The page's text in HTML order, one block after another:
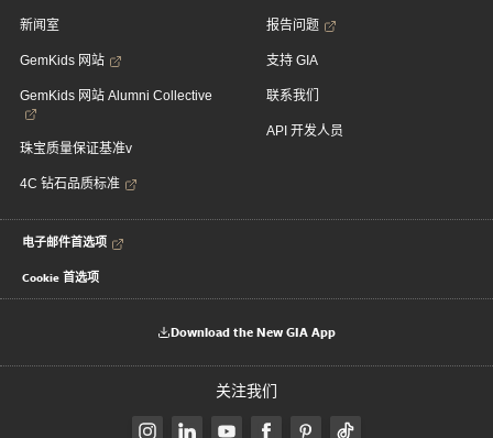
新闻室
GemKids 网站
GemKids 网站 Alumni Collective
珠宝质量保证基准v
4C 钻石品质标准
报告问题
支持 GIA
联系我们
API 开发人员
电子邮件首选项
Cookie 首选项
Download the New GIA App
关注我们